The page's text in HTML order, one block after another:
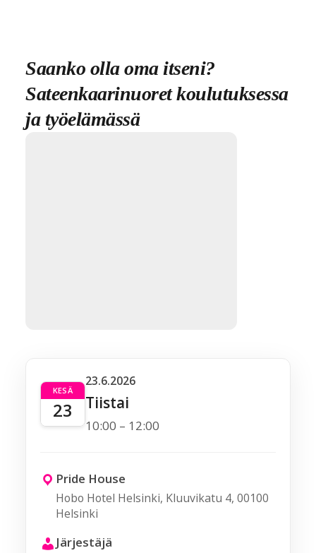
Saanko olla oma itseni?
Sateenkaarinuoret koulutuksessa
ja työelämässä
KESÄ
23
23.6.2026
Tiistai
10:00 – 12:00
Pride House
Hobo Hotel Helsinki, Kluuvikatu 4, 00100
Helsinki
Järjestäjä